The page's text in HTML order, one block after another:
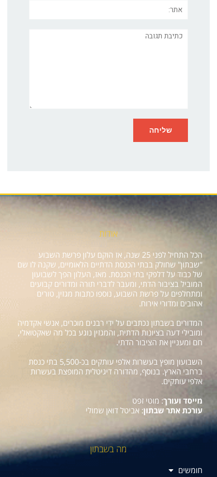
תגובה
אודות
הכל התחיל לפני 25 שנה, אז הוקם עלון פרשת השבוע
"שבתון" שחולק בבתי הכנסת הדתיים הלאומיים, שקנה לו שם
של כבוד על דלפקי בתי הכנסת. מאז, העלון הפך לשבועון
המוביל בציבור הדתי, ומעבר לדברי תורה ומדורים קבועים
ומתחלפים על פרשת השבוע, נוספו כתבות מגזין, טורים
אהובים ומדורי אירוח.
המדורים בשבתון נכתבים על ידי רבנים מוכרים, אנשי אקדמיה
ומובילי דעה בציונות הדתית, והמגזין נוגע בכל מה שאקטואלי,
חם ומעניין את הציבור הדתי.
השבועון מופץ בעשרות אלפי עותקים בכ-5,500 בתי כנסת
ברחבי הארץ. בנוסף, מהדורה דיגיטלית המופצת בעשרות
אלפי עותקים.
מייסד ועורך: מוטי זפט
עורכת אתר שבתון: אביטל דואן שמולי
מה בשבתון
חומשים